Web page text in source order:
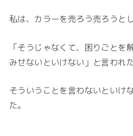
私は、カラーを売ろう売ろうと
「そうじゃなくて、困りごとを
みせないといけない」と言われ
そういうことを言わないといけ
た。